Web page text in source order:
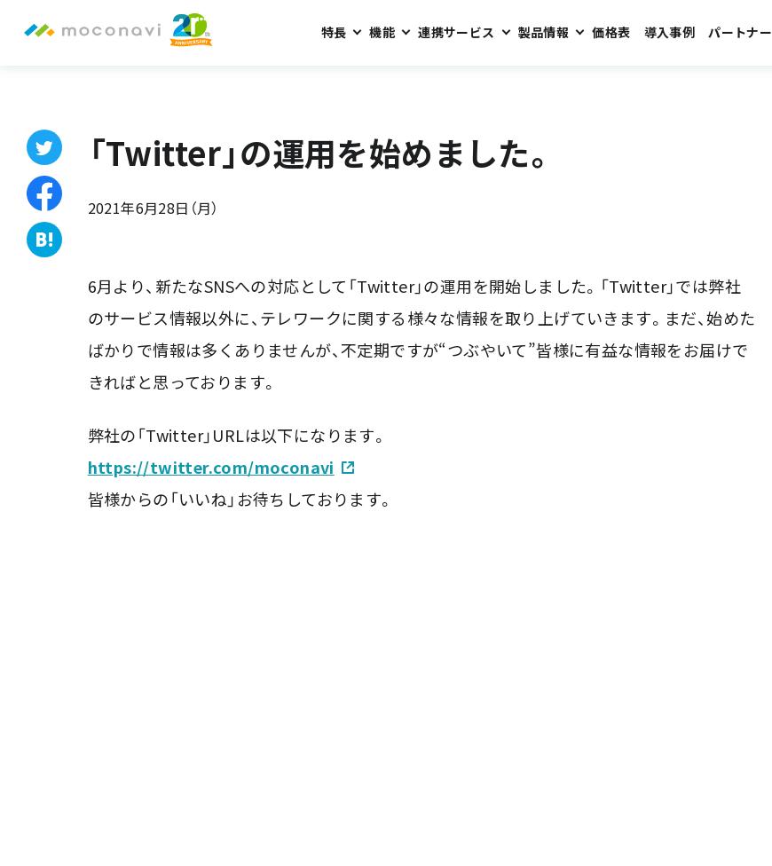
特長 機能 連携サービス 製品情報 価格表 導入事例 パートナー
「Twitter」の運用を始めました。
2021年6月28日（月）
6月より、新たなSNSへの対応として「Twitter」の運用を開始しました。「Twitter」では弊社
のサービス情報以外に、テレワークに関する様々な情報を取り上げていきます。まだ、始めた
ばかりで情報は多くありませんが、不定期ですが“つぶやいて”皆様に有益な情報をお届けで
きればと思っております。
弊社の「Twitter」URLは以下になります。
https://twitter.com/moconavi
皆様からの「いいね」お待ちしております。